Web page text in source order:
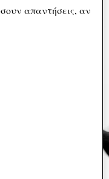
απαντήσεις, αν